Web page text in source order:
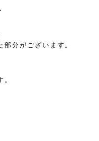
分がございます。